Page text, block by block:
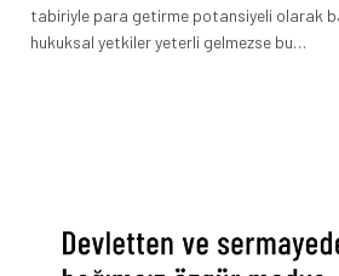
tabiriyle para getirme potansiyeli olarak
hukuksal yetkiler yeterli gelmezse bu…